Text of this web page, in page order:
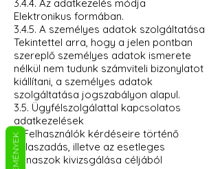
3.4.4. Az adatkezelés módja
Elektronikus formában.
3.4.5. A személyes adatok szolgáltatása
Tekintettel arra, hogy a jelen pontban
szereplő személyes adatok ismerete
nélkül nem tudunk számviteli bizonylatot
kiállítani, a személyes adatok
szolgáltatása jogszabályon alapul.
3.5. Ügyfélszolgálattal kapcsolatos
adatkezelések
A Felhasználók kérdéseire történő
válaszadás, illetve az esetleges
panaszok kivizsgálása céljából